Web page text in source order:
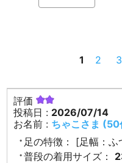
1 2 3
評価
投稿日 : 2026/07/14
お名前 : ちゃこさま (50
足の特徴：
[足幅：ふ
普段の着用サイズ：